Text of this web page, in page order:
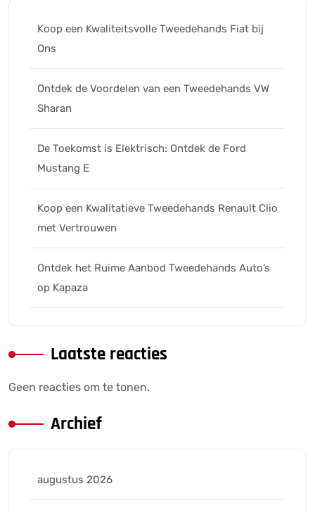
Koop een Kwaliteitsvolle Tweedehands Fiat bij
Ons
Ontdek de Voordelen van een Tweedehands VW
Sharan
De Toekomst is Elektrisch: Ontdek de Ford
Mustang E
Koop een Kwalitatieve Tweedehands Renault Clio
met Vertrouwen
Ontdek het Ruime Aanbod Tweedehands Auto’s
op Kapaza
Laatste reacties
Geen reacties om te tonen.
Archief
augustus 2026